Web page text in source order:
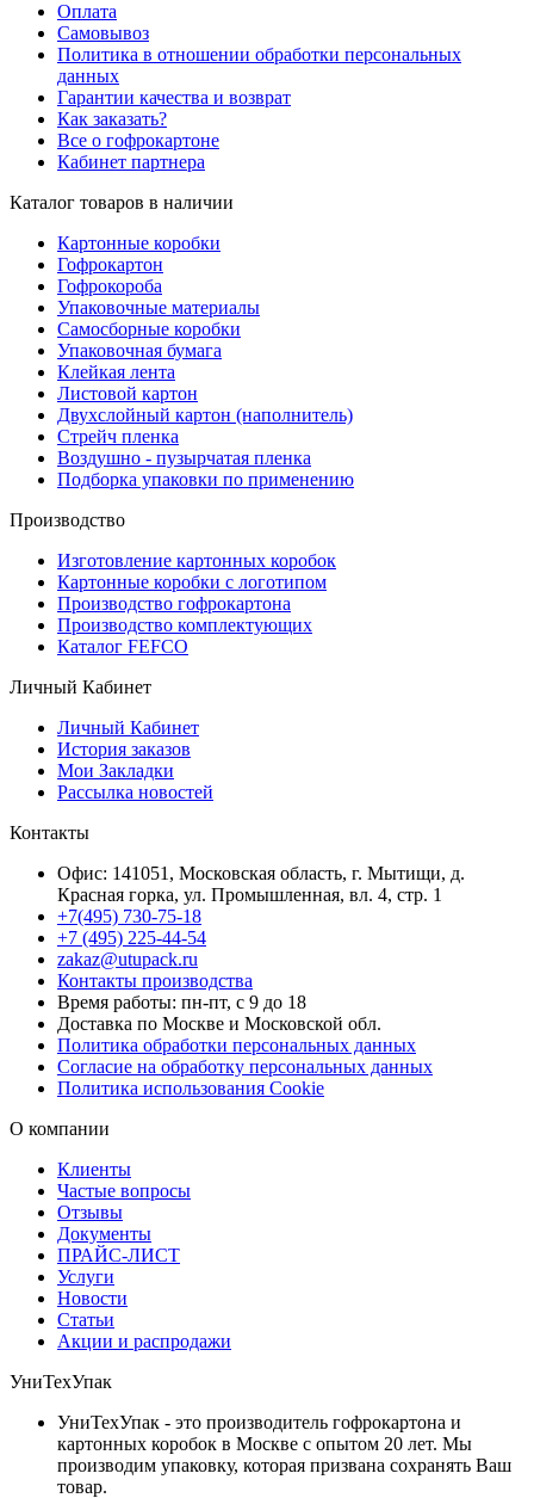
Оплата
Самовывоз
Политика в отношении обработки персональных
данных
Гарантии качества и возврат
Как заказать?
Все о гофрокартоне
Кабинет партнера
Каталог товаров в наличии
Картонные коробки
Гофрокартон
Гофрокороба
Упаковочные материалы
Самосборные коробки
Упаковочная бумага
Клейкая лента
Листовой картон
Двухслойный картон (наполнитель)
Стрейч пленка
Воздушно - пузырчатая пленка
Подборка упаковки по применению
Производство
Изготовление картонных коробок
Картонные коробки с логотипом
Производство гофрокартона
Производство комплектующих
Каталог FEFCO
Личный Кабинет
Личный Кабинет
История заказов
Мои Закладки
Рассылка новостей
Контакты
Офис: 141051, Московская область, г. Мытищи, д.
Красная горка, ул. Промышленная, вл. 4, стр. 1
+7(495) 730-75-18
+7 (495) 225-44-54
zakaz@utupack.ru
Контакты производства
Время работы: пн-пт, с 9 до 18
Доставка по Москве и Московской обл.
Политика обработки персональных данных
Согласие на обработку персональных данных
Политика использования Cookie
О компании
Клиенты
Частые вопросы
Отзывы
Документы
ПРАЙС-ЛИСТ
Услуги
Новости
Статьи
Акции и распродажи
УниТехУпак
УниТехУпак - это производитель гофрокартона и
картонных коробок в Москве с опытом 20 лет. Мы
производим упаковку, которая призвана сохранять Ваш
товар.